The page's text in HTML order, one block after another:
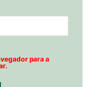
para a